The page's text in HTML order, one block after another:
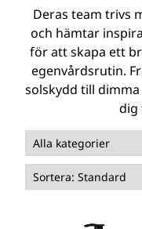
Deras team trivs
och hämtar
för att skapa ett
egenvårdsrutin.
solskydd till
dig